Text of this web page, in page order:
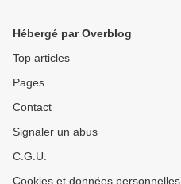
Hébergé par Overblog
Top articles
Pages
Contact
Signaler un abus
C.G.U.
Cookies et données personnelles